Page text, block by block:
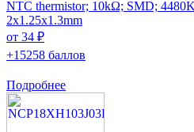
NTC thermistor; 10kΩ; SMD;
2x1.25x1.3mm
от 34 ₽
+15258 баллов
Подробнее